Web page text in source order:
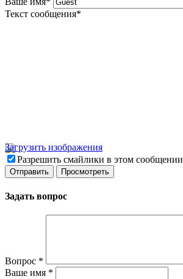
Текст сообщения*
Загрузить изображения
Разрешить смайлики в этом сообщении
Задать вопрос
Вопрос *
Ваше имя *